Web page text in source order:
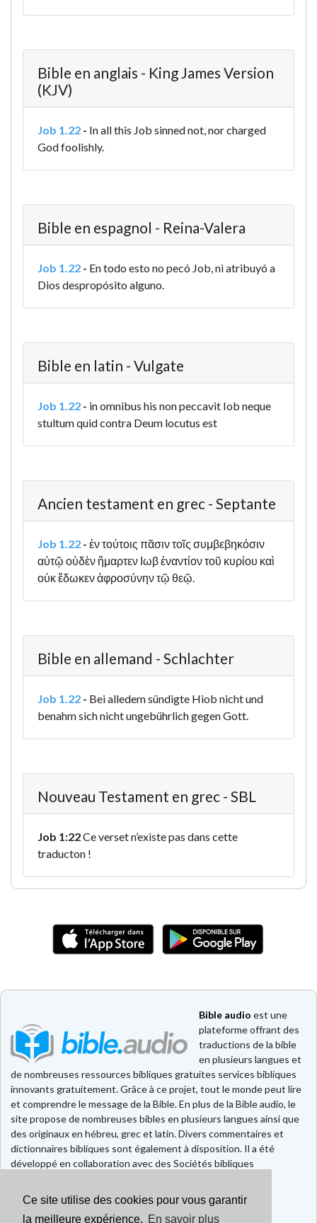
Ce site utilise des cookies pour vous garantir
la meilleure expérience. En savoir plus
Bible en anglais - King James Version
(KJV)
Job 1.22 - In all this Job sinned not, nor charged
God foolishly.
Bible en espagnol - Reina-Valera
Job 1.22 - En todo esto no pecó Job, ni atribuyó a
Dios despropósito alguno.
Bible en latin - Vulgate
Job 1.22 - in omnibus his non peccavit Iob neque
stultum quid contra Deum locutus est
Ancien testament en grec - Septante
Job 1.22 - ἐν τούτοις πᾶσιν τοῖς συμβεβηκόσιν
αὐτῷ οὐδὲν ἥμαρτεν Ιωβ ἐναντίον τοῦ κυρίου καὶ
οὐκ ἔδωκεν ἀφροσύνην τῷ θεῷ.
Bible en allemand - Schlachter
Job 1.22 - Bei alledem sündigte Hiob nicht und
benahm sich nicht ungebührlich gegen Gott.
Nouveau Testament en grec - SBL
Job 1:22Ce verset n’existe pas dans cette
traducton !
Bible audio est une
plateforme offrant des
traductions de la bible
en plusieurs langues et
de nombreuses ressources bibliques gratuites services bibliques
innovants gratuitement. Grâce à ce projet, tout le monde peut lire
et comprendre le message de la Bible. En plus de la Bible audio, le
site propose de nombreuses bibles en plusieurs langues ainsi que
des originaux en hébreu, grec et latin. Divers commentaires et
dictionnaires bibliques sont également à disposition. Il a été
développé en collaboration avec des Sociétés bibliques
Faire un don
Contact